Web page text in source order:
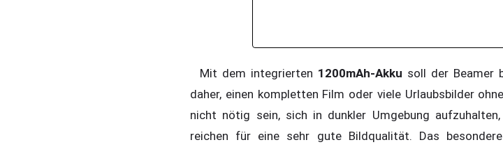
Mit dem integrierten 1200mAh-Akku soll der Beamer
daher, einen kompletten Film oder viele Urlaubsbilder
nicht nötig sein, sich in dunkler Umgebung aufzuhalten,
reichen für eine sehr gute Bildqualität. Das